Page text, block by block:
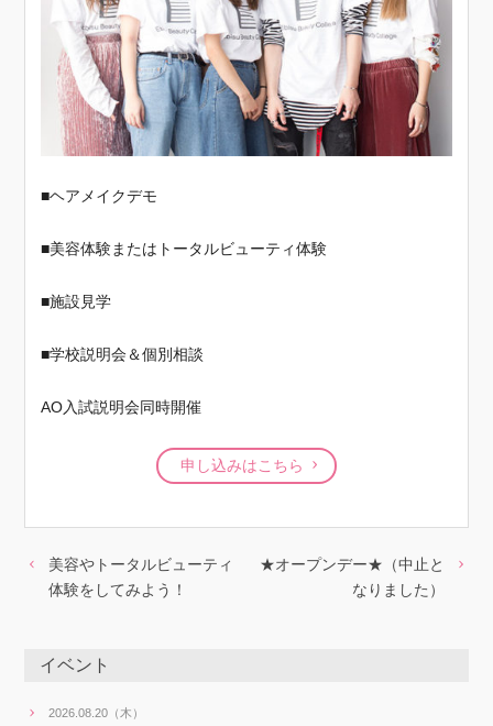
■ヘアメイクデモ
■美容体験またはトータルビューティ体験
■施設見学
■学校説明会＆個別相談
AO入試説明会同時開催
申し込みはこちら
美容やトータルビューティ
体験をしてみよう！
★オープンデー★（中止と
なりました）
イベント
2026.08.20（木）